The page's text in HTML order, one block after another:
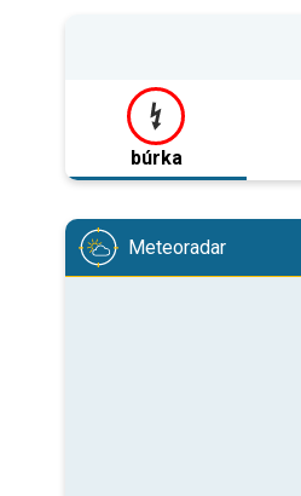
búrka
Meteoradar